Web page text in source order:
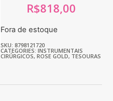
R$818,00
Fora de estoque
SKU: 8798121720
CATEGORIES: INSTRUMENTAIS
CIRÚRGICOS, ROSE GOLD, TESOURAS